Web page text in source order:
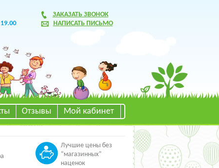
ЗАКАЗАТЬ ЗВОНОК
НАПИСАТЬ ПИСЬМО
Отзывы Мой кабинет
Лучшие цены без
“магазинных”
наценок